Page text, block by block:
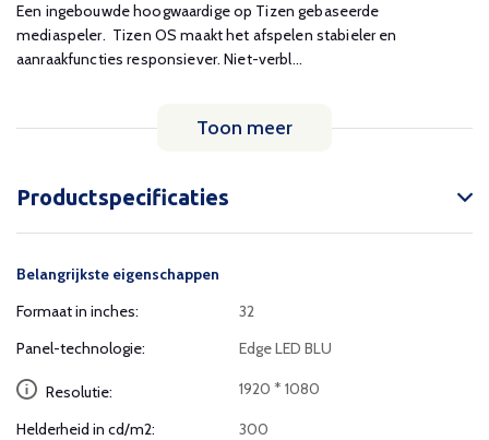
Een ingebouwde hoogwaardige op Tizen gebaseerde
mediaspeler. Tizen OS maakt het afspelen stabieler en
aanraakfuncties responsiever. Niet-verbl...
Toon meer
Productspecificaties
Belangrijkste eigenschappen
Formaat in inches:
32
Panel-technologie:
Edge LED BLU
Resolutie: 1920 * 1080
Helderheid in cd/m2:
300